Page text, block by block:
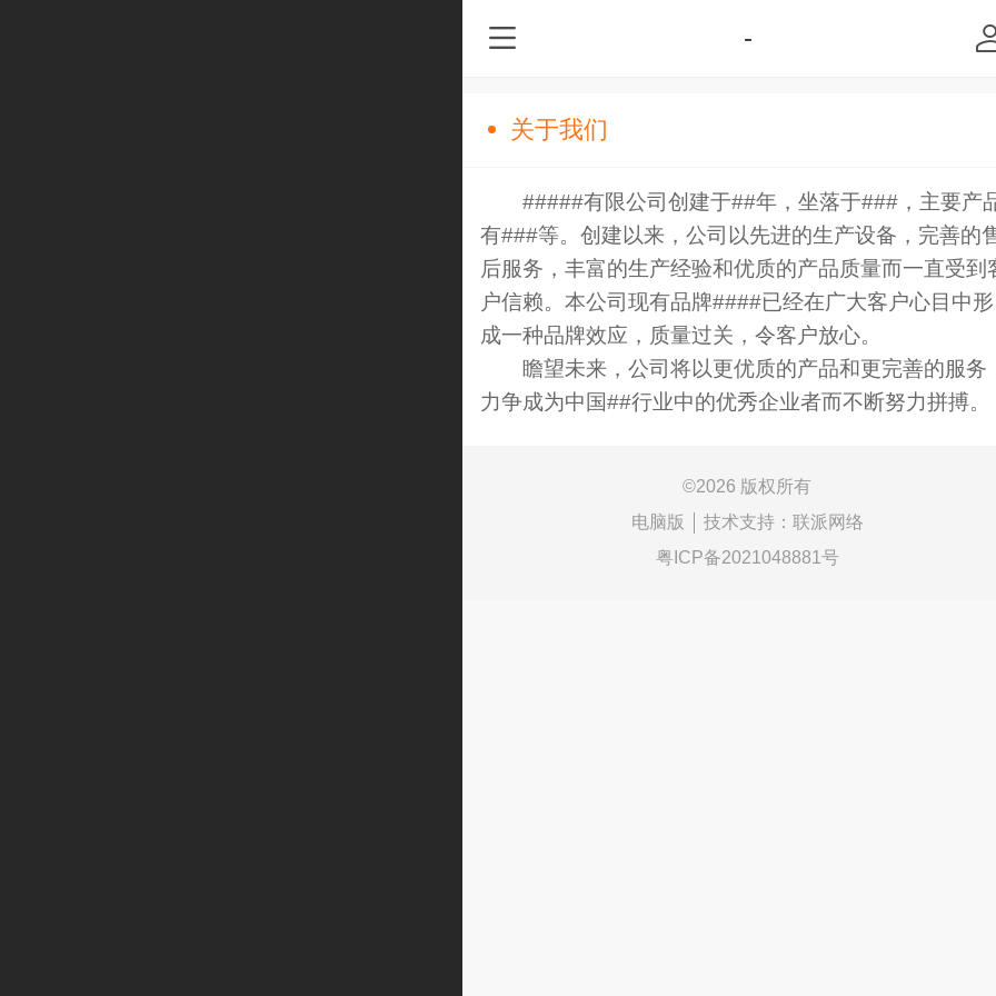
-
关于我们
#####有限公司创建于##年，坐落于###，主要产
有###等。创建以来，公司以先进的生产设备，完善的
后服务，丰富的生产经验和优质的产品质量而一直受到
户信赖。本公司现有品牌####已经在广大客户心目中形
成一种品牌效应，质量过关，令客户放心。
瞻望未来，公司将以更优质的产品和更完善的服务
力争成为中国##行业中的优秀企业者而不断努力拼搏。
©2026 版权所有
电脑版
技术支持： 联派网络
粤ICP备2021048881号